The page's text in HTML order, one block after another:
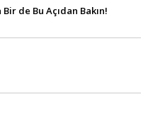
de Bu Açıdan Bakın!